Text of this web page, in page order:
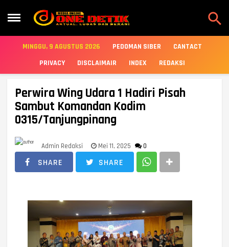

MINGGU, 9 AGUSTUS 2026 PEDOMAN SIBER
CANTACT
PRIVACY
DISCLAIMAIR INDEX REDAKSI
Perwira Wing Udara 1 Hadiri Pisah
Sambut Komandan Kodim
0315/Tanjungpinang
Admin Redaksi Mei 11, 2025 0
SHARE SHARE